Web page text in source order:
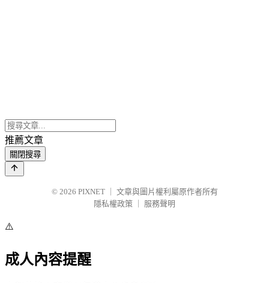
推薦文章
關閉搜尋
© 2026 PIXNET
文章與圖片權利屬原作者所有
隱私權政策
服務聲明
⚠️
成人內容提醒